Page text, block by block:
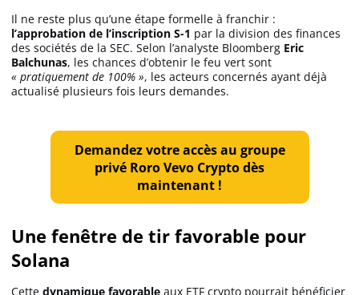
Meilleurs wallets
Il ne reste plus qu’une étape formelle à franchir :
l’approbation de l’inscription S-1 par la division des finances
des sociétés de la SEC. Selon l’analyste Bloomberg Eric
Balchunas, les chances d’obtenir le feu vert sont
« pratiquement de 100% », les acteurs concernés ayant déjà
actualisé plusieurs fois leurs demandes.
Demandez votre accès au groupe
privé Roro Vevo Crypto dès
maintenant !
Une fenêtre de tir favorable pour
Solana
Cette dynamique favorable aux ETF crypto pourrait bénéficier